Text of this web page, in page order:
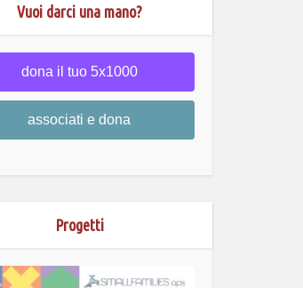
Vuoi darci una mano?
dona il tuo 5x1000
associati e dona
Progetti